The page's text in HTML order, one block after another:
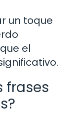
un toque
el
frases